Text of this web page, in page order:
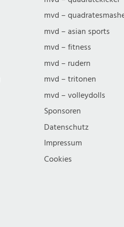
mvd –
mvd – asian sports
mvd – fitness
mvd – rudern
mvd – tritonen
mvd – volleydolls
Sponsoren
Datenschutz
Impressum
Cookies